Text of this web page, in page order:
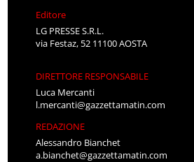
Editore
LG PRESSE S.R.L.
via Festaz, 52 11100 AOSTA
DIRETTORE RESPONSABILE
Luca Mercanti
l.mercanti@gazzettamatin.com
REDAZIONE
Alessandro Bianchet
a.bianchet@gazzettamatin.com